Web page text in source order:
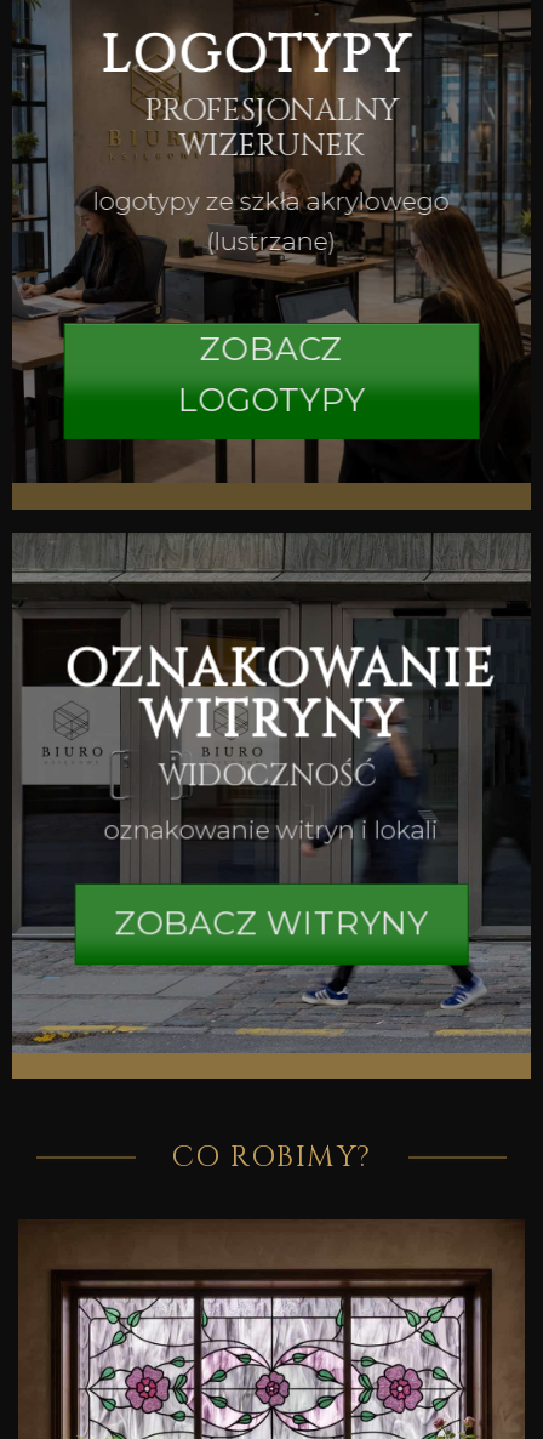
LOGOTYPY
PROFESJONALNY
WIZERUNEK
logotypy ze szkła akrylowego
(lustrzane)
ZOBACZ
LOGOTYPY
OZNAKOWANIE
WITRYNY
WIDOCZNOŚĆ
oznakowanie witryn i lokali
ZOBACZ WITRYNY
CO ROBIMY?